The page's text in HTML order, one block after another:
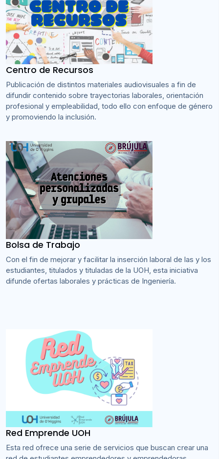
Centro de Recursos
Publicación de distintos materiales audiovisuales a fin de
difundir contenido sobre trayectorias laborales, orientación
profesional y empleabilidad, todo ello con enfoque de género
y promoviendo la inclusión.
Bolsa de Trabajo
Con el fin de mejorar y facilitar la inserción laboral de las y los
estudiantes, titulados y tituladas de la UOH, esta iniciativa
difunde ofertas laborales y prácticas de Ingeniería.
Red Emprende UOH
Esta red ofrece una serie de servicios que buscan crear una